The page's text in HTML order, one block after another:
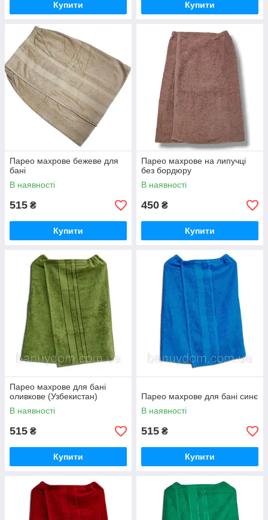
Купити Купити
Парео махрове бежеве для
бані
В наявності
515 ₴
Купити
Парео махрове на липучці
без бордюру
В наявності
450 ₴
Купити
Парео махрове для бані
оливкове (Узбекистан)
В наявності
515 ₴
Купити
Парео махрове для бані синє
В наявності
515 ₴
Купити